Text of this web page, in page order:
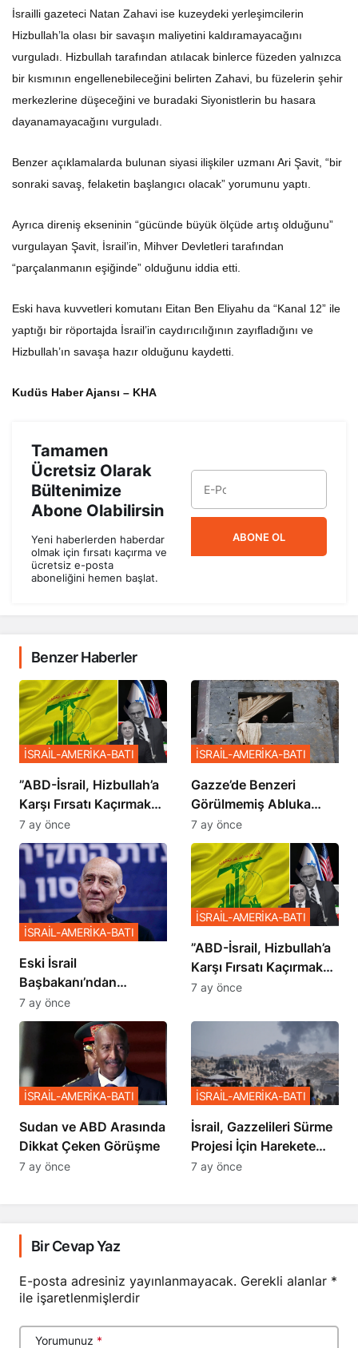
İsrailli gazeteci Natan Zahavi ise kuzeydeki yerleşimcilerin
Hizbullah’la olası bir savaşın maliyetini kaldıramayacağını
vurguladı. Hizbullah tarafından atılacak binlerce füzeden yalnızca
bir kısmının engellenebileceğini belirten Zahavi, bu füzelerin şehir
merkezlerine düşeceğini ve buradaki Siyonistlerin bu hasara
dayanamayacağını vurguladı.
Benzer açıklamalarda bulunan siyasi ilişkiler uzmanı Ari Şavit, “bir
sonraki savaş, felaketin başlangıcı olacak” yorumunu yaptı.
Ayrıca direniş ekseninin “gücünde büyük ölçüde artış olduğunu”
vurgulayan Şavit, İsrail’in, Mihver Devletleri tarafından
“parçalanmanın eşiğinde” olduğunu iddia etti.
Eski hava kuvvetleri komutanı Eitan Ben Eliyahu da “Kanal 12” ile
yaptığı bir röportajda İsrail’in caydırıcılığının zayıfladığını ve
Hizbullah’ın savaşa hazır olduğunu kaydetti.
Kudüs Haber Ajansı – KHA
Tamamen
Ücretsiz Olarak
Bültenimize
Abone Olabilirsin
Yeni haberlerden haberdar
olmak için fırsatı kaçırma ve
ücretsiz e-posta
aboneliğini hemen başlat.
ABONE OL
Benzer Haberler
​​​​​​​”ABD-İsrail, Hizbullah’a
Karşı Fırsatı Kaçırmak
İstemiyor”
İSRAİL-AMERİKA-BATI
7 ay önce
​​​​​​​Gazze’de Benzeri
Görülmemiş Abluka
Planı
İSRAİL-AMERİKA-BATI
7 ay önce
Eski İsrail
Başbakanı’ndan
Netanyahu’ya Ağır
Sözler
İSRAİL-AMERİKA-BATI
7 ay önce
​​​​​​​”ABD-İsrail, Hizbullah’a
Karşı Fırsatı Kaçırmak
İstemiyor”
İSRAİL-AMERİKA-BATI
7 ay önce
Sudan ve ABD Arasında
Dikkat Çeken Görüşme
İSRAİL-AMERİKA-BATI
7 ay önce
İsrail, Gazzelileri Sürme
Projesi İçin Harekete
Geçti
İSRAİL-AMERİKA-BATI
7 ay önce
Bir Cevap Yaz
E-posta adresiniz yayınlanmayacak. Gerekli alanlar *
ile işaretlenmişlerdir
Yorumunuz *